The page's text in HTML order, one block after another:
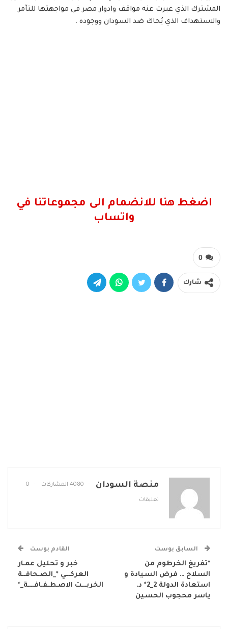
المشترك الذي عبرت عنه مواقف وادوار مصر في مواجهتها للتآمر
والاستهداف الذي يُحاك ضد السودان ووجوده .
اضغط هنا للانضمام الى مجموعاتنا في
واتساب
0
شارك
منصة السودان 4080 المشاركات 0
تعليقات
السابق بوست
*تفريغ الخرطوم من
السلاح … فرض السيادة و
استعادة الدولة 2_2* د.
ياسر محجوب الحسين
القادم بوست
خبر و تحليل عمـار
العركـــي *_الصـحافــة
الخربـــت الاصـطـفـافــــة_*